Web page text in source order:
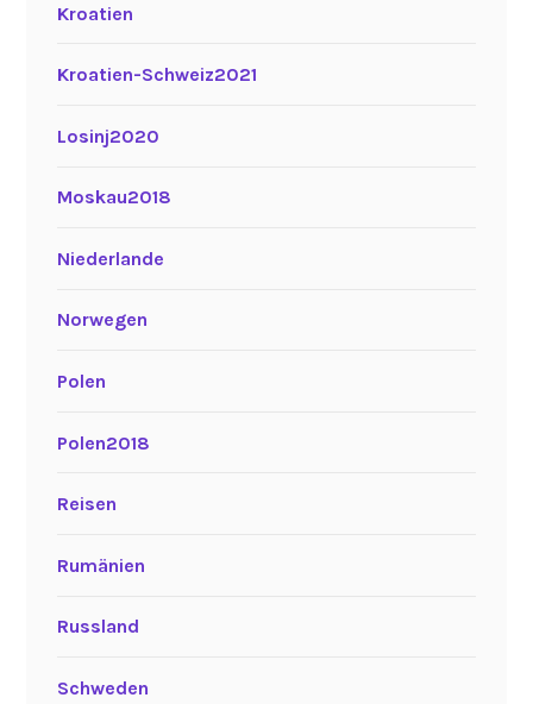
Kroatien
Kroatien-Schweiz2021
Losinj2020
Moskau2018
Niederlande
Norwegen
Polen
Polen2018
Reisen
Rumänien
Russland
Schweden